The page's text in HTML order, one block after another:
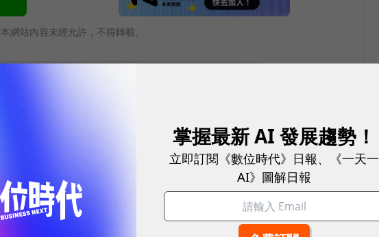
本網站內容未經允許，不得轉載。
往下滑看下一篇文章
掌握最新 AI 發展趨勢！
立即訂閱《數位時代》日報、《一天一
AI》圖解日報